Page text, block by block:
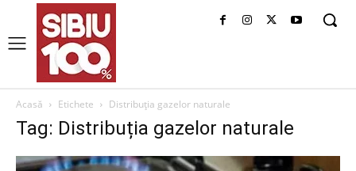
Acasă Etichete Distribuția gazelor naturale
Tag: Distribuția gazelor naturale